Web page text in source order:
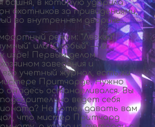
башня, в которую ударила
охотников за привидениями,
во внутреннем дворике…
режим: "Легкий",
или "Особый" — и
игре! Первым делом
заведения и
учетный журнал, есть ли
Притчарде. Нужно
он здесь останавливался. Вы
ведет себя
Не хотел давать вам
что мистер Притчард